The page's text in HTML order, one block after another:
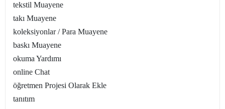
tekstil Muayene
takı Muayene
koleksiyonlar / Para Muayene
baskı Muayene
okuma Yardımı
online Chat
öğretmen Projesi Olarak Ekle
tanıtım